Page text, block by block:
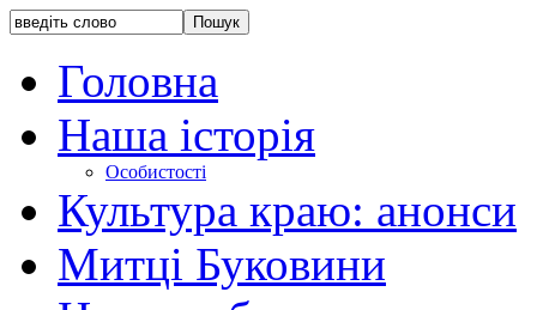
Головна
Наша історія
Особистості
Культура краю: анонси
Митці Буковини